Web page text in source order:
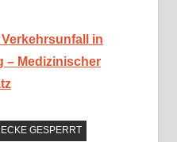
in
– Medizinischer
GESPERRT